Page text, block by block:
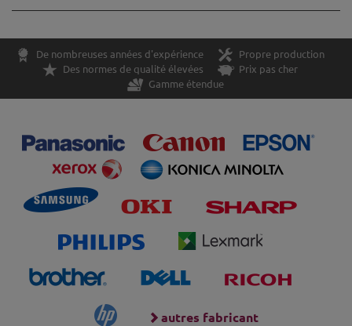
De nombreuses années d'expérience
Propre production
Des normes de qualité élevées
Prix pas cher
Gamme étendue
autres fabricant